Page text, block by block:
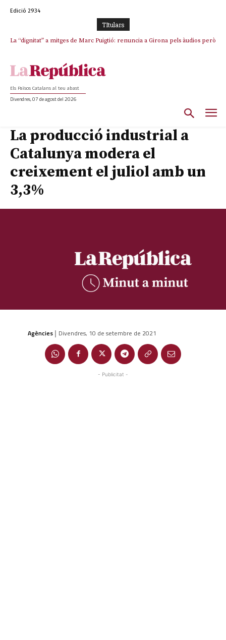
Edició 2934
TItulars
La “dignitat” a mitges de Marc Puigtió: renuncia a Girona pels àudios però
Els Països Catalans al teu abast
Divendres, 07 de agost del 2026
La producció industrial a
Catalunya modera el
creixement el juliol amb un
3,3%
Agències | Divendres, 10 de setembre de 2021
- Publicitat -